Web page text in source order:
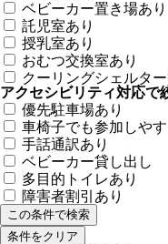
ベビーカー置き場あり
託児室あり
授乳室あり
おむつ交換室あり
クーリングシェルタ
アクセシビリティ対応で
優先駐車場あり
車椅子でも参加しや
手話通訳あり
ベビーカー貸し出し
多目的トイレあり
障害者割引あり
条件をクリア